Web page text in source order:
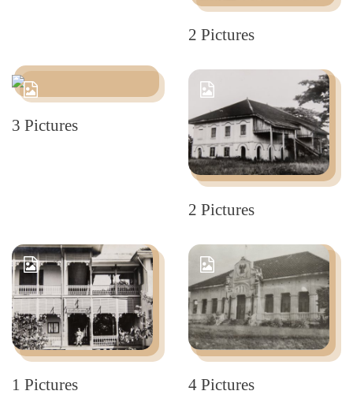
2 Pictures
3 Pictures
2 Pictures
1 Pictures 4 Pictures